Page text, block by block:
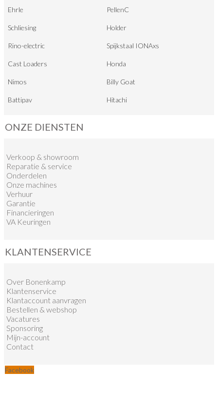
Ehrle PellenC
Schliesing Holder
Rino-electric Spijkstaal IONAxs
Cast Loaders Honda
Nimos Billy Goat
Battipav Hitachi
ONZE DIENSTEN
Verkoop & showroom
Reparatie & service
Onderdelen
Onze machines
Verhuur
Garantie
Financieringen
VA Keuringen
KLANTENSERVICE
Over Bonenkamp
Klantenservice
Klantaccount aanvragen
Bestellen & webshop
Vacatures
Sponsoring
Mijn-account
Contact
Facebook